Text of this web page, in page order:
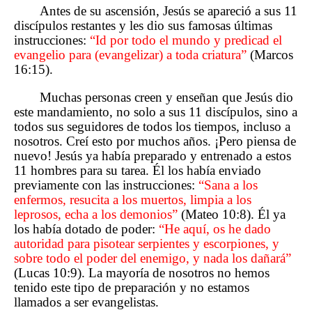
Antes de su ascensión, Jesús se apareció a sus 11
discípulos restantes y les dio sus famosas últimas
instrucciones: “Id por todo el mundo y predicad el
evangelio para (evangelizar) a toda criatura” (Marcos
16:15).
Muchas personas creen y enseñan que Jesús dio
este mandamiento, no solo a sus 11 discípulos, sino a
todos sus seguidores de todos los tiempos, incluso a
nosotros. Creí esto por muchos años. ¡Pero piensa de
nuevo! Jesús ya había preparado y entrenado a estos
11 hombres para su tarea. Él los había enviado
previamente con las instrucciones: “Sana a los
enfermos, resucita a los muertos, limpia a los
leprosos, echa a los demonios” (Mateo 10:8). Él ya
los había dotado de poder: “He aquí, os he dado
autoridad para pisotear serpientes y escorpiones, y
sobre todo el poder del enemigo, y nada los dañará”
(Lucas 10:9). La mayoría de nosotros no hemos
tenido este tipo de preparación y no estamos
llamados a ser evangelistas.